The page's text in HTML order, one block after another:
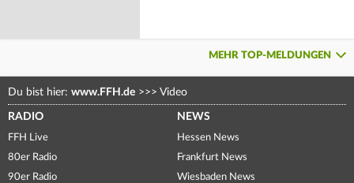
MEHR TOP-MELDUNGEN
Du bist hier: www.FFH.de >>> Video
RADIO
FFH Live
80er Radio
90er Radio
NEWS
Hessen News
Frankfurt News
Wiesbaden News